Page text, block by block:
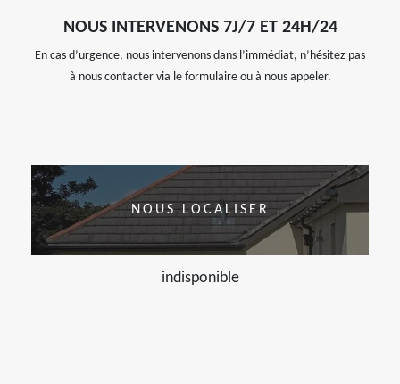
NOUS INTERVENONS 7J/7 ET 24H/24
En cas d’urgence, nous intervenons dans l’immédiat, n’hésitez pas
à nous contacter via le formulaire ou à nous appeler.
NOUS LOCALISER
indisponible